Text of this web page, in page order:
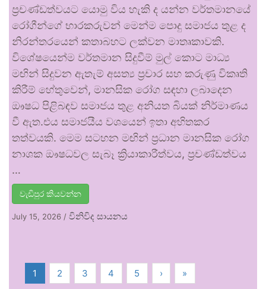
ප්‍රචණ්ඩත්වයට යොමු විය හැකි ද යන්න වර්තමානයේ
රෝගීන්ගේ භාරකරුවන් මෙන්ම පොදු සමාජය තුළ ද
නිරන්තරයෙන් කතාබහට ලක්වන මාතෘකාවකි.
විශේෂයෙන්ම වර්තමාන සිදුවීම් මුල් කොට මාධ්‍ය
මඟින් සිදුවන ඇතැම් අසත්‍ය ප්‍රචාර සහ කරුණු විකෘති
කිරීම් හේතුවෙන්, මානසික රෝග සඳහා ලබාදෙන
ඖෂධ පිළිබඳව සමාජය තුළ අනියත බියක් නිර්මාණය
වී ඇත.එය සමාජයීය වශයෙන් ඉතා අහිතකර
තත්වයකි. මෙම සටහන මඟින් ප්‍රධාන මානසික රෝග
නාශක ඖෂධවල සැබෑ ක්‍රියාකාරීත්වය, ප්‍රචණ්ඩත්වය
…
වැඩිපුර කියවන්න
July 15, 2026 / විනිවිද සායනය
1 2 3 4 5 › »